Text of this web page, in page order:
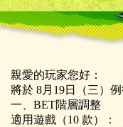
親愛的玩家您好：
將於 8月19日（三）
一、BET階層調整
適用遊戲（10 款）：